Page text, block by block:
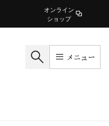
オンライン
ショップ
メニュー